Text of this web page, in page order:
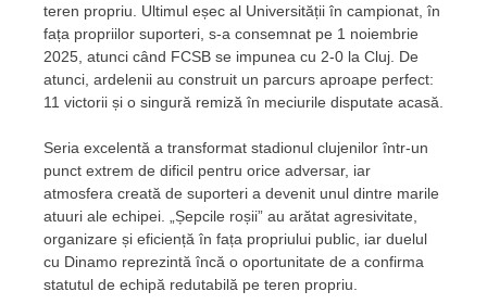
teren propriu. Ultimul eșec al Universității în campionat, în
fața propriilor suporteri, s-a consemnat pe 1 noiembrie
2025, atunci când FCSB se impunea cu 2-0 la Cluj. De
atunci, ardelenii au construit un parcurs aproape perfect:
11 victorii și o singură remiză în meciurile disputate acasă.
Seria excelentă a transformat stadionul clujenilor într-un
punct extrem de dificil pentru orice adversar, iar
atmosfera creată de suporteri a devenit unul dintre marile
atuuri ale echipei. „Șepcile roșii” au arătat agresivitate,
organizare și eficiență în fața propriului public, iar duelul
cu Dinamo reprezintă încă o oportunitate de a confirma
statutul de echipă redutabilă pe teren propriu.